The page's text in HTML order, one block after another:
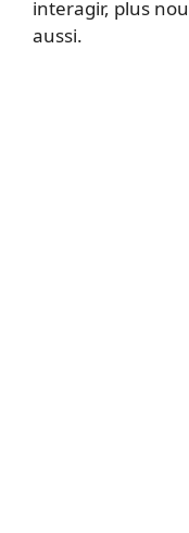
interagir, plus
aussi.